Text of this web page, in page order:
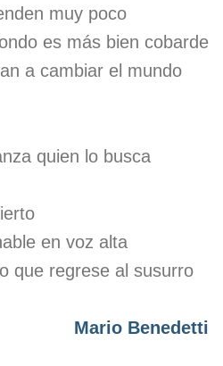
muy poco
es más bien cobarde
a cambiar el mundo
quien lo busca
en voz alta
que regrese al susurro
Mario Benedetti